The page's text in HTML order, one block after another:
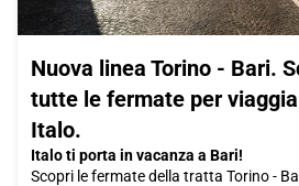
Nuova linea Torino - Bari.
tutte le fermate per
Italo.
Italo ti porta in vacanza a Bari!
Scopri le fermate della tratta Torino -